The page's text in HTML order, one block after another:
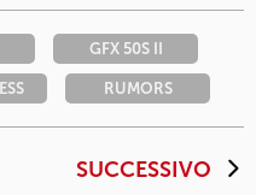
GFX 50S II
RUMORS
SUCCESSIVO